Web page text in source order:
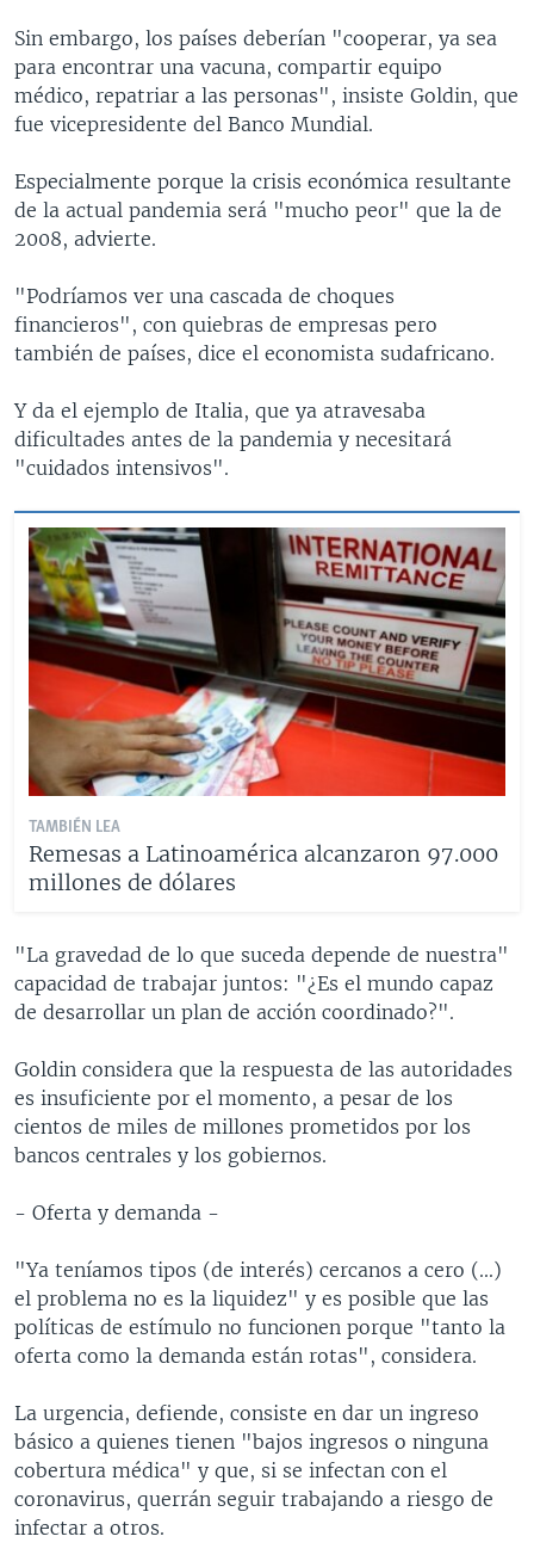
Sin embargo, los países deberían "cooperar, ya sea
para encontrar una vacuna, compartir equipo
médico, repatriar a las personas", insiste Goldin, que
fue vicepresidente del Banco Mundial.
Especialmente porque la crisis económica resultante
de la actual pandemia será "mucho peor" que la de
2008, advierte.
"Podríamos ver una cascada de choques
financieros", con quiebras de empresas pero
también de países, dice el economista sudafricano.
Y da el ejemplo de Italia, que ya atravesaba
dificultades antes de la pandemia y necesitará
"cuidados intensivos".
TAMBIÉN LEA
Remesas a Latinoamérica alcanzaron 97.000
millones de dólares
"La gravedad de lo que suceda depende de nuestra"
capacidad de trabajar juntos: "¿Es el mundo capaz
de desarrollar un plan de acción coordinado?".
Goldin considera que la respuesta de las autoridades
es insuficiente por el momento, a pesar de los
cientos de miles de millones prometidos por los
bancos centrales y los gobiernos.
- Oferta y demanda -
"Ya teníamos tipos (de interés) cercanos a cero (...)
el problema no es la liquidez" y es posible que las
políticas de estímulo no funcionen porque "tanto la
oferta como la demanda están rotas", considera.
La urgencia, defiende, consiste en dar un ingreso
básico a quienes tienen "bajos ingresos o ninguna
cobertura médica" y que, si se infectan con el
coronavirus, querrán seguir trabajando a riesgo de
infectar a otros.